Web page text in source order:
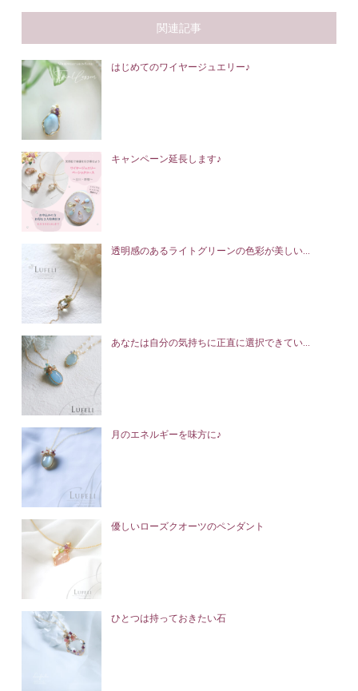
関連記事
はじめてのワイヤージュエリー♪
キャンペーン延長します♪
透明感のあるライトグリーンの色彩が美しい...
あなたは自分の気持ちに正直に選択できてい...
月のエネルギーを味方に♪
優しいローズクオーツのペンダント
ひとつは持っておきたい石